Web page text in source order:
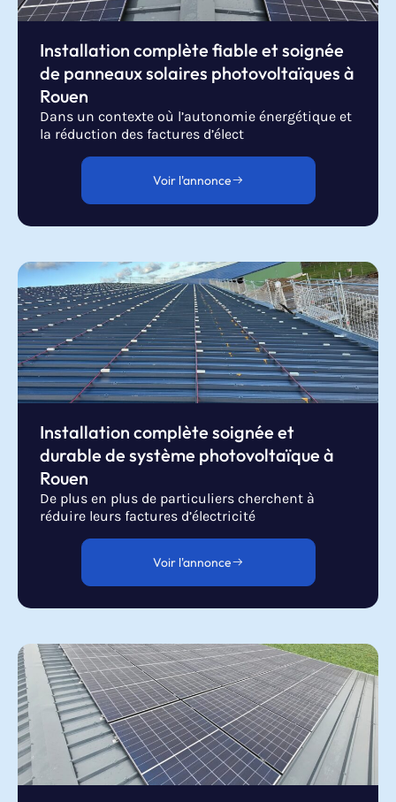
Installation complète fiable et soignée
de panneaux solaires photovoltaïques à
Rouen
Dans un contexte où l’autonomie énergétique et
la réduction des factures d’élect
Voir l'annonce
Installation complète soignée et
durable de système photovoltaïque à
Rouen
De plus en plus de particuliers cherchent à
réduire leurs factures d’électricité
Voir l'annonce